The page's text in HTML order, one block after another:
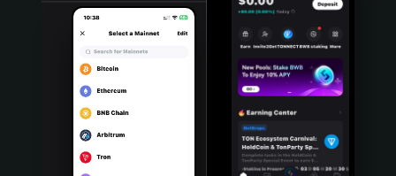
Português (Portugal)
Bahasa Indonesia